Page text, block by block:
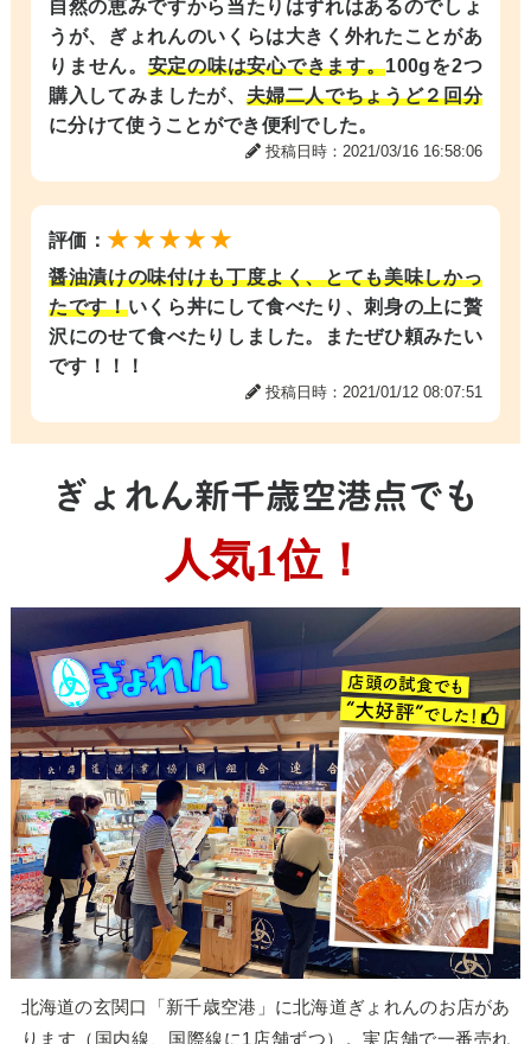
自然の恵みですから当たりはずれはあるのでしょ
うが、ぎょれんのいくらは大きく外れたことがあ
りません。 安定の味は安心できます。100gを2つ
購入してみましたが、 夫婦二人でちょうど２回分
に分けて使うことができ便利でした。
投稿日時：2021/03/16 16:58:06
評価：★★★★★
醤油漬けの味付けも丁度よく、とても美味しかっ
たです！いくら丼にして食べたり、刺身の上に贅
沢にのせて食べたりしました。またぜひ頼みたい
です！！！
投稿日時：2021/01/12 08:07:51
ぎょれん新千歳空港点でも
人気1位！
北海道の玄関口「新千歳空港」に北海道ぎょれんのお店があ
ります（国内線、国際線に1店舗ずつ）。実店舗で一番売れ